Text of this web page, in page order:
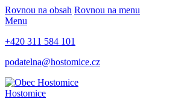
Rovnou na obsah Rovnou na menu
Menu
+420 311 584 101
podatelna@hostomice.cz
Hostomice